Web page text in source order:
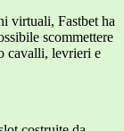
virtuali, Fastbet ha
scommettere
cavalli, levrieri e